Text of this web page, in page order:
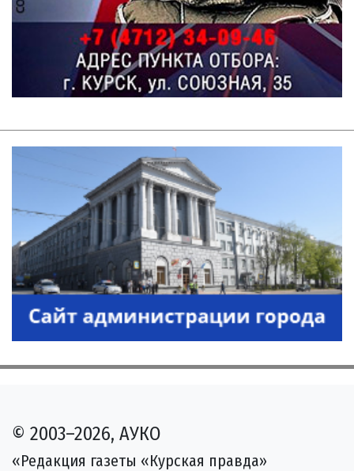
© 2003–2026, АУКО
«Редакция газеты «Курская правда»